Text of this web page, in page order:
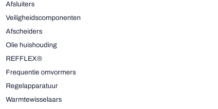
Afsluiters
Veiligheidscomponenten
Afscheiders
Olie huishouding
REFFLEX®
Frequentie omvormers
Regelapparatuur
Warmtewisselaars